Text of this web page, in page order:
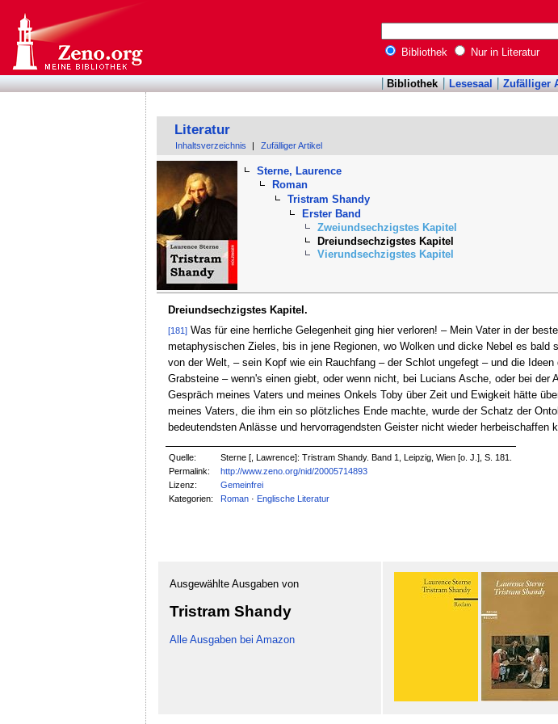
Bibliothek Nur in Literatur
Bibliothek Lesesaal Zufälliger
Literatur
Inhaltsverzeichnis Zufälliger Artikel
Sterne, Laurence
Roman
Tristram Shandy
Erster Band
Zweiundsechzigstes Kapitel
Dreiundsechzigstes Kapitel
Vierundsechzigstes Kapitel
Dreiundsechzigstes Kapitel.
[181]Was für eine herrliche Gelegenheit ging hier verloren! – Mein Vater in der
metaphysischen Zieles, bis in jene Regionen, wo Wolken und dicke Nebel es
von der Welt, – sein Kopf wie ein Rauchfang – der Schlot ungefegt – und die
Grabsteine – wenn's einen giebt, oder wenn nicht, bei Lucians Asche, oder bei
Gespräch meines Vaters und meines Onkels Toby über Zeit und Ewigkeit hätte
meines Vaters, die ihm ein so plötzliches Ende machte, wurde der Schatz der
bedeutendsten Anlässe und hervorragendsten Geister nicht wieder herbeischaffen
Quelle:
Sterne [, Lawrence]: Tristram Shandy. Band 1, Leipzig, Wien [o. J.], S. 181.
Permalink:
http://www.zeno.org/nid/20005714893
Lizenz:
Gemeinfrei
Kategorien:
Roman · Englische Literatur
Ausgewählte Ausgaben von
Tristram Shandy
Alle Ausgaben bei Amazon